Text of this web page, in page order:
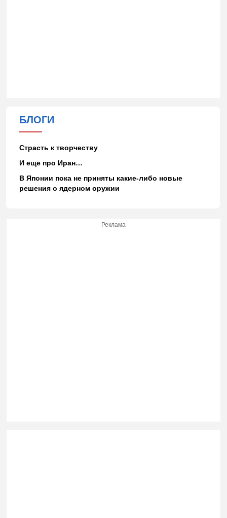
БЛОГИ
Страсть к творчеству
И еще про Иран…
В Японии пока не приняты какие-либо новые
решения о ядерном оружии
Реклама